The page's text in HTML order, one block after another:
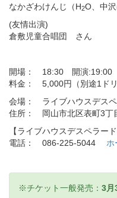
なかざわけんじ（H2O、中
(友情出演)
倉敷児童合唱団 さん
開場： 18:30 開演:19:00
料金： 5,000円（別途1ドリ
会場： ライブハウスデスペ
住所： 岡山市北区表町3丁
【ライブハウスデスペラード
電話： 086-225-5044 ホ
※チケット一般発売： 3月